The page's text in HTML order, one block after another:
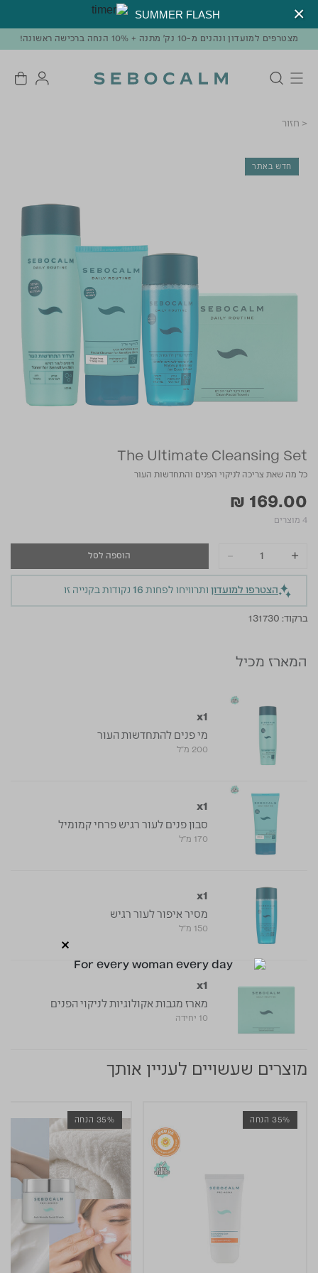
SUMMER FLASH
מצטרפים למועדון ונהנים מ-10 נק' מתנה + 10% הנחה ברכישה ראשונה!
< חזור
חדש באתר
The Ultimate Cleansing Set
כל מה שאת צריכה לניקוי הפנים והתחדשות העור
₪ 169.00
4 מוצרים
+
- הוספה לסל
הצטרפו למועדון ותרוויחו לפחות 16 נקודות בקנייה זו
ברקוד: 131730
המארז מכיל
x1
מי פנים להתחדשות העור
200 מ"ל
x1
סבון פנים לעור רגיש פרחי קמומיל
170 מ"ל
x1
מסיר איפור לעור רגיש
150 מ"ל
x1
מארז מגבות אקולוגיות לניקוי הפנים
10 יחידה
מוצרים שעשויים לעניין אותך
35% הנחה 35% הנחה